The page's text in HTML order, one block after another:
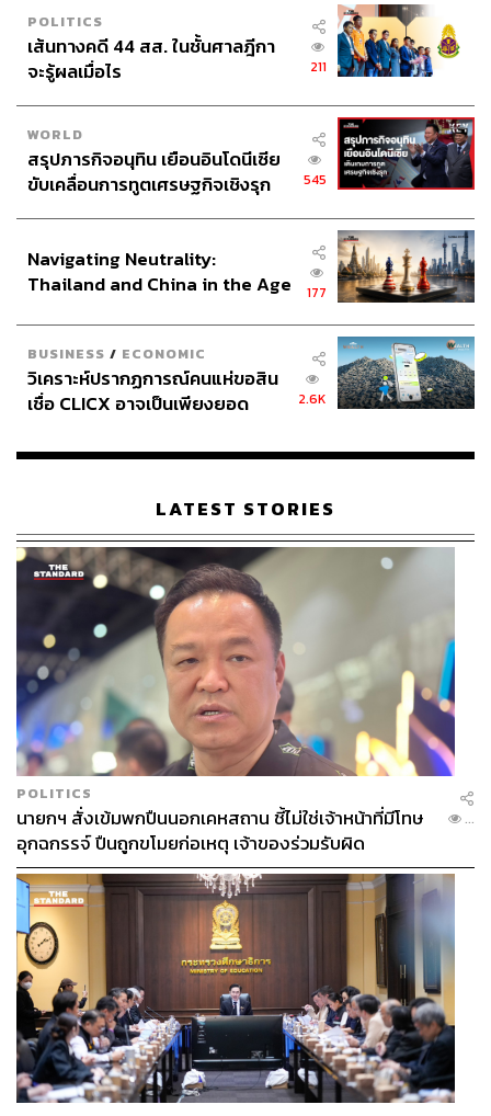
POLITICS
เส้นทางคดี 44 สส. ในชั้นศาลฎีกา
จะรู้ผลเมื่อไร
211
WORLD
สรุปภารกิจอนุทิน เยือนอินโดนีเซีย
ขับเคลื่อนการทูตเศรษฐกิจเชิงรุก
545
Navigating Neutrality:
Thailand and China in the Age
177
BUSINESS / ECONOMIC
วิเคราะห์ปรากฏการณ์คนแห่ขอสิน
เชื่อ CLICX อาจเป็นเพียงยอด
เรือนไทยที่ถูกซุกไว้
2.6K
LATEST STORIES
POLITICS
นายกฯ สั่งเข้มพกปืนนอกเคหสถาน ชี้ไม่ใช่เจ้าหน้าที่มีโทษ
อุกฉกรรจ์ ปืนถูกขโมยก่อเหตุ เจ้าของร่วมรับผิด
...